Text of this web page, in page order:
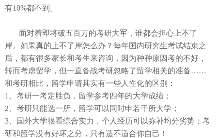
有10%都不到。
面对着即将破五百万的考研大军，谁都会担心上不了
岸。如果真的上不了岸怎么办？每年国内研究生考试结束之
后，都有很多家长和考生来咨询，因为种种原因考的不好，
转而考虑留学，但一直备战考研忽略了留学相关的准备……
和考研相比，留学申请其实有一些人性化的区别：
1、考研一考定胜负，留学参考四年的大学成绩；
2、考研只能选一所，留学可以同时申若干所大学；
3、国外大学很看综合实力，个人经历可以弥补均分劣势；考
研和留学没有好坏之分，只有适不适合你自己！